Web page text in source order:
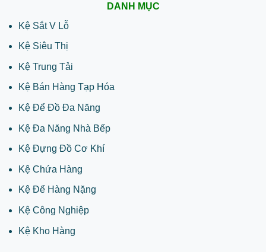
DANH MỤC
Kệ Sắt V Lỗ
Kệ Siêu Thị
Kệ Trung Tải
Kệ Bán Hàng Tạp Hóa
Kệ Để Đồ Đa Năng
Kệ Đa Năng Nhà Bếp
Kệ Đựng Đồ Cơ Khí
Kệ Chứa Hàng
Kệ Để Hàng Nặng
Kệ Công Nghiệp
Kệ Kho Hàng